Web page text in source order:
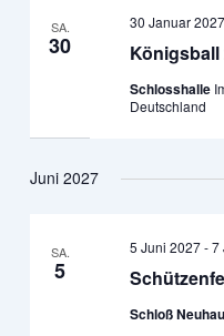
SA.
30 Königsball
30 Januar
Schlosshalle
Deutschland
Juni 2027
SA.
5
5 Juni 2027-7
Schloß